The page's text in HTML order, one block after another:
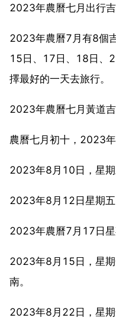
2023年農曆七月出行吉
2023年農曆7月有8個
15日、17日、18日、
擇最好的一天去旅行。
2023年農曆七月黃道吉
農曆七月初十，2023
2023年8月10日，星期
2023年8月12日星期五
2023年農曆7月17日星
2023年8月15日，星
南。
2023年8月22日，星期